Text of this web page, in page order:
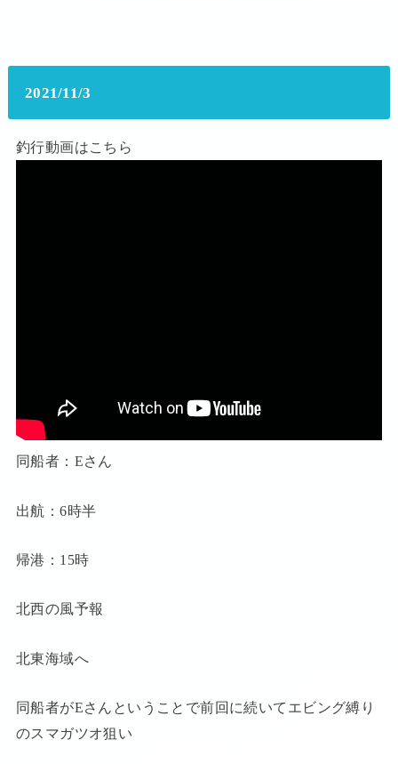
2021/11/3
釣行動画はこちら
同船者：Eさん
出航：6時半
帰港：15時
北西の風予報
北東海域へ
同船者がEさんということで前回に続いてエビング縛り
のスマガツオ狙い